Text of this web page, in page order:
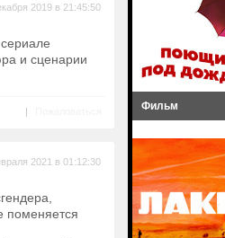
2019 в 21:45:50
и сценарии
|
2021 в 01:12:30
поменяется
Фильм